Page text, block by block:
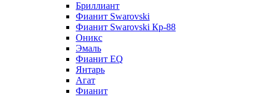
Бриллиант
Фианит Swarovski
Фианит Swarovski Кр-88
Оникс
Эмаль
Фианит EQ
Янтарь
Агат
Фианит